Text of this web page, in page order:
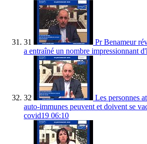
31
Pr Benameur
a entraîné un nombre impressionnant
32
Les personnes
auto-immunes peuvent et doivent se
covid19 06:10